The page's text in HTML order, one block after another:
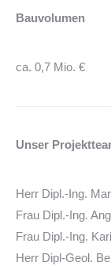
Bauvolumen
ca. 0,7 Mio. €
Unser
Herr Dipl.-Ing.
Frau Dipl.-Ing.
Frau Dipl.-Ing.
Herr Dipl-Geol.